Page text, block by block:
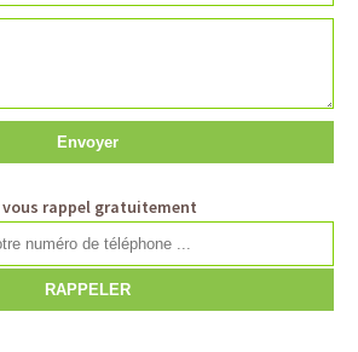
vous rappel gratuitement